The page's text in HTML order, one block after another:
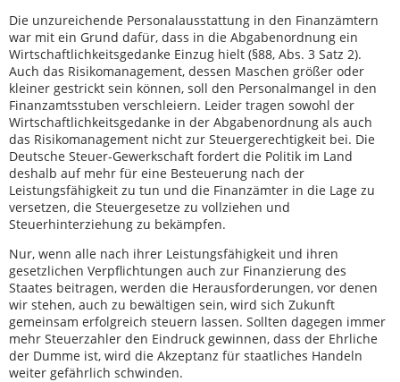
Die unzureichende Personalausstattung in den Finanzämtern
war mit ein Grund dafür, dass in die Abgabenordnung ein
Wirtschaftlichkeitsgedanke Einzug hielt (§88, Abs. 3 Satz 2).
Auch das Risikomanagement, dessen Maschen größer oder
kleiner gestrickt sein können, soll den Personalmangel in den
Finanzamtsstuben verschleiern. Leider tragen sowohl der
Wirtschaftlichkeitsgedanke in der Abgabenordnung als auch
das Risikomanagement nicht zur Steuergerechtigkeit bei. Die
Deutsche Steuer-Gewerkschaft fordert die Politik im Land
deshalb auf mehr für eine Besteuerung nach der
Leistungsfähigkeit zu tun und die Finanzämter in die Lage zu
versetzen, die Steuergesetze zu vollziehen und
Steuerhinterziehung zu bekämpfen.
Nur, wenn alle nach ihrer Leistungsfähigkeit und ihren
gesetzlichen Verpflichtungen auch zur Finanzierung des
Staates beitragen, werden die Herausforderungen, vor denen
wir stehen, auch zu bewältigen sein, wird sich Zukunft
gemeinsam erfolgreich steuern lassen. Sollten dagegen immer
mehr Steuerzahler den Eindruck gewinnen, dass der Ehrliche
der Dumme ist, wird die Akzeptanz für staatliches Handeln
weiter gefährlich schwinden.